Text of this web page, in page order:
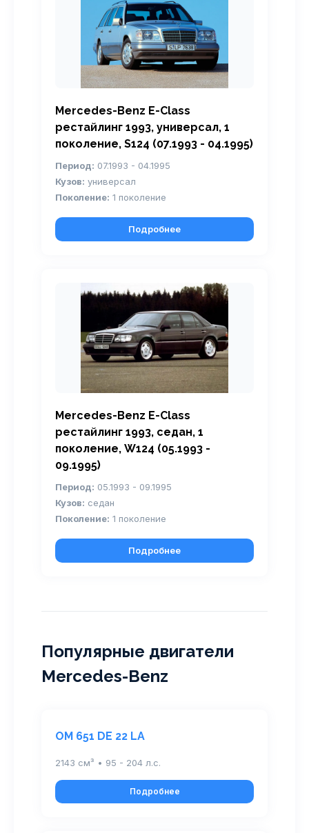
Mercedes-Benz E-Class
рестайлинг 1993, универсал, 1
поколение, S124 (07.1993 - 04.1995)
Период: 07.1993 - 04.1995
Кузов: универсал
Поколение: 1 поколение
Подробнее
Mercedes-Benz E-Class
рестайлинг 1993, седан, 1
поколение, W124 (05.1993 -
09.1995)
Период: 05.1993 - 09.1995
Кузов: седан
Поколение: 1 поколение
Подробнее
Популярные двигатели
Mercedes-Benz
OM 651 DE 22 LA
2143 см³ • 95 - 204 л.с.
Подробнее